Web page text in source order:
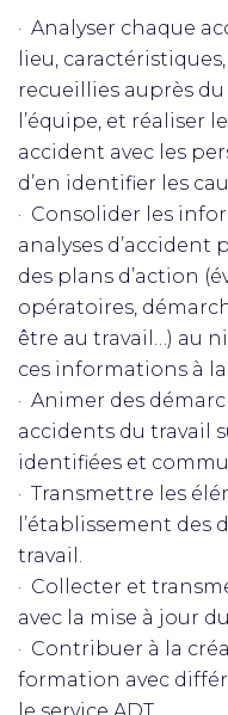
· Analyser chaque
lieu,
recueillies auprès
l’équipe, et réaliser
accident avec les
d’en identifier les
· Consolider les
analyses
des plans d’action
opératoires,
être au travail…) au
ces informations à la
· Animer des
accidents du travail
identifiées et
· Transmettre les
l’établissement des
travail.
· Collecter et
avec la mise à jour
· Contribuer à la
formation avec